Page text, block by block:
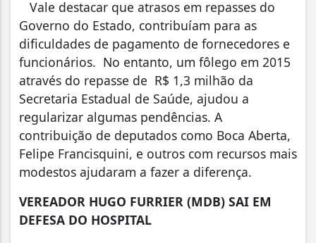
Vale destacar que atrasos em repasses do
Governo do Estado, contribuíam para as
dificuldades de pagamento de fornecedores e
funcionários. No entanto, um fôlego em 2015
através do repasse de R$ 1,3 milhão da
Secretaria Estadual de Saúde, ajudou a
regularizar algumas pendências. A
contribuição de deputados como Boca Aberta,
Felipe Francisquini, e outros com recursos mais
modestos ajudaram a fazer a diferença.
VEREADOR HUGO FURRIER (MDB) SAI EM
DEFESA DO HOSPITAL